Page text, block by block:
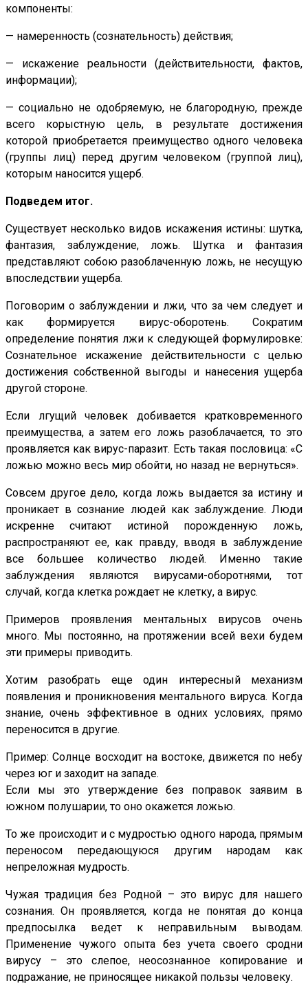
компоненты:
— намеренность (сознательность) действия;
— искажение реальности (действительности, фактов,
информации);
— социально не одобряемую, не благородную, прежде
всего корыстную цель, в результате достижения
которой приобретается преимущество одного человека
(группы лиц) перед другим человеком (группой лиц),
которым наносится ущерб.
Подведем итог.
Существует несколько видов искажения истины: шутка,
фантазия, заблуждение, ложь. Шутка и фантазия
представляют собою разоблаченную ложь, не несущую
впоследствии ущерба.
Поговорим о заблуждении и лжи, что за чем следует и
как формируется вирус-оборотень. Сократим
определение понятия лжи к следующей формулировке:
Сознательное искажение действительности с целью
достижения собственной выгоды и нанесения ущерба
другой стороне.
Если лгущий человек добивается кратковременного
преимущества, а затем его ложь разоблачается, то это
проявляется как вирус-паразит. Есть такая пословица: «С
ложью можно весь мир обойти, но назад не вернуться».
Совсем другое дело, когда ложь выдается за истину и
проникает в сознание людей как заблуждение. Люди
искренне считают истиной порожденную ложь,
распространяют ее, как правду, вводя в заблуждение
все большее количество людей. Именно такие
заблуждения являются вирусами-оборотнями, тот
случай, когда клетка рождает не клетку, а вирус.
Примеров проявления ментальных вирусов очень
много. Мы постоянно, на протяжении всей вехи будем
эти примеры приводить.
Хотим разобрать еще один интересный механизм
появления и проникновения ментального вируса. Когда
знание, очень эффективное в одних условиях, прямо
переносится в другие.
Пример: Солнце восходит на востоке, движется по небу
через юг и заходит на западе.
Если мы это утверждение без поправок заявим в
южном полушарии, то оно окажется ложью.
То же происходит и с мудростью одного народа, прямым
переносом передающуюся другим народам как
непреложная мудрость.
Чужая традиция без Родной – это вирус для нашего
сознания. Он проявляется, когда не понятая до конца
предпосылка ведет к неправильным выводам.
Применение чужого опыта без учета своего сродни
вирусу – это слепое, неосознанное копирование и
подражание, не приносящее никакой пользы человеку.